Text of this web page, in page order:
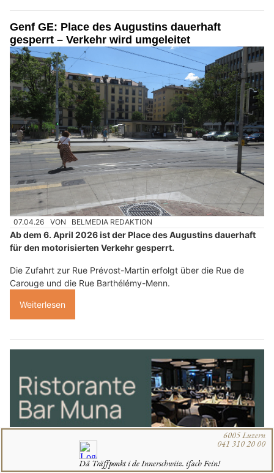
Genf GE: Place des Augustins dauerhaft
gesperrt – Verkehr wird umgeleitet
07.04.26 VON BELMEDIA REDAKTION
Ab dem 6. April 2026 ist der Place des Augustins dauerhaft
für den motorisierten Verkehr gesperrt.
Die Zufahrt zur Rue Prévost-Martin erfolgt über die Rue de
Carouge und die Rue Barthélémy-Menn.
Weiterlesen
Ristorante Muna Bern begeistert mit feiner Pasta und Geschmack